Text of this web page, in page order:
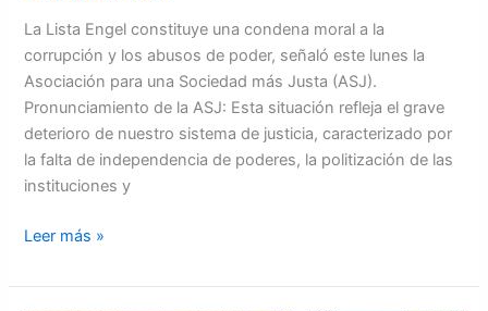
La Lista Engel constituye una condena moral a la
corrupción y los abusos de poder, señaló este lunes la
Asociación para una Sociedad más Justa (ASJ).
Pronunciamiento de la ASJ: Esta situación refleja el grave
deterioro de nuestro sistema de justicia, caracterizado por
la falta de independencia de poderes, la politización de las
instituciones y
Leer más »